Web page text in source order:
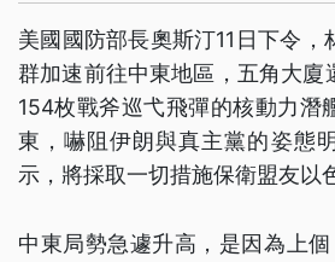
美國國防部長奧斯汀11日下令，
群加速前往中東地區，五角大廈
154枚戰斧巡弋飛彈的核動力潛
東，嚇阻伊朗與真主黨的姿態
示，將採取一切措施保衛盟友以
中東局勢急遽升高，是因為上